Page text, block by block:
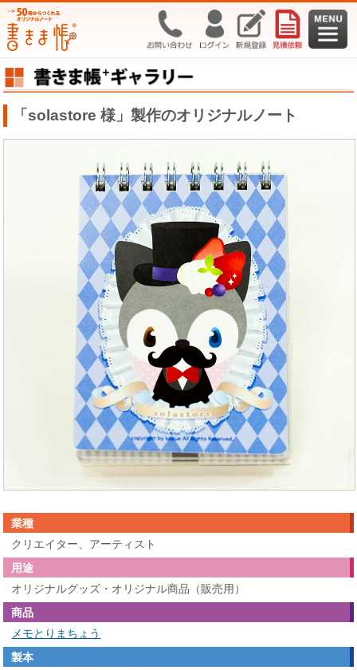
「solastore 様」製作のオリジナルノート
業種
クリエイター、アーティスト
用途
オリジナルグッズ・オリジナル商品（販売用）
商品
メモとりまちょう
製本